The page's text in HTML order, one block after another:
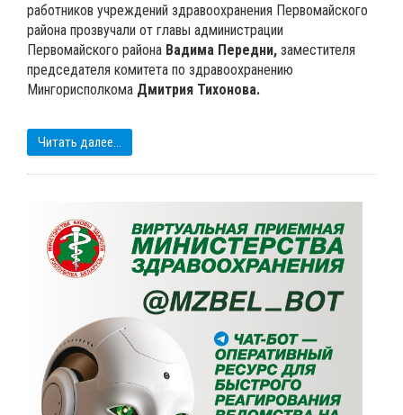
работников учреждений здравоохранения Первомайского
района прозвучали от главы администрации
Первомайского района Вадима Передни, заместителя
председателя комитета по здравоохранению
Мингорисполкома Дмитрия Тихонова.
Читать далее...